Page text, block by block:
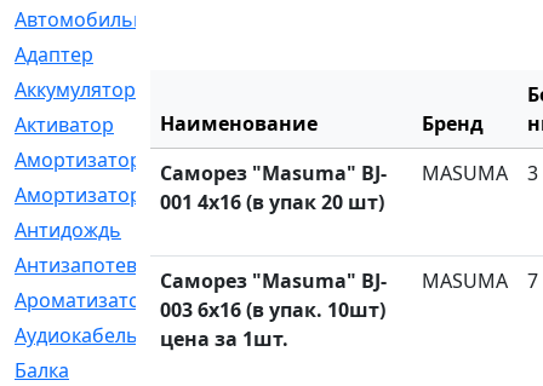
Автомобильный
Адаптер
Аккумулятор
Активатор
[1]
Амортизатор
Амортизаторы
[21]
Антидождь
Антизапотеватель
[1]
Ароматизатор
[35]
Аудиокабель
[2]
Балка
Наименование Бренд
Саморез "Masuma" BJ-
001 4x16 (в упак 20 шт)
MASUMA 3
Саморез "Masuma" BJ-
003 6x16 (в упак. 10шт)
цена за 1шт.
MASUMA 7